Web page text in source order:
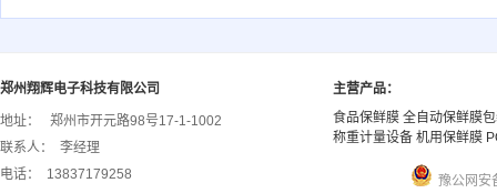
郑州翔辉电子科技有限公司
地址：
郑州市开元路98号17-1-1002
联系人：
李经理
电话：
13837179258
主营产品：
食品保鲜膜 全自动保鲜膜
称重计量设备 机用保鲜膜
豫公网安